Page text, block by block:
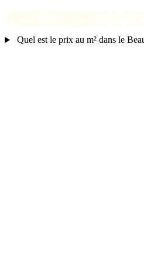
Quel est le prix au m² dans le